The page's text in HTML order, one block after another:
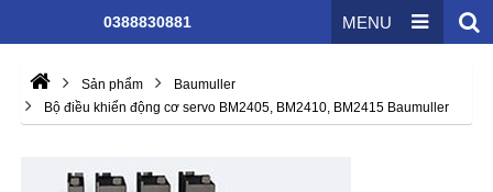
0388830881 MENU
Sản phẩm
Baumuller
Bộ điều khiển động cơ servo BM2405, BM2410, BM2415 Baumuller